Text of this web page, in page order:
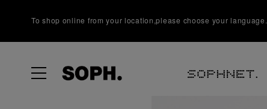
To shop online from your location,please choose your language.